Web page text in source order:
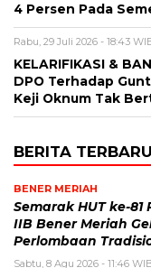
4 Persen Pada
Rabu, 29 Juli 2026 - 18:43
KELARIFIKASI &
DPO Terhadap
Keji Oknum Tak
BERITA TERBARU
BENER MERIAH
Semarak HUT ke-81
IIB Bener Meriah
Perlombaan
Sabtu, 8 Agu 2026 - 11:46